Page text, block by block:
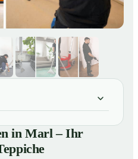
– Ihr Partner für saubere
in Marl – Ihr